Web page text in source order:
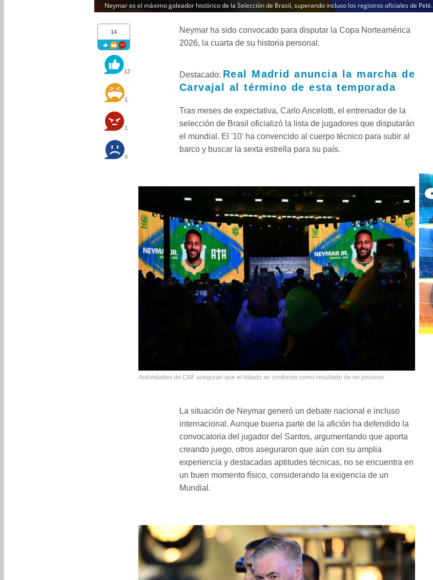
Neymar es el máximo goleador histórico de la Selección de Brasil, superando incluso los registros oficiales de Pelé.
14
12
1
1
0
Neymar ha sido convocado para disputar la Copa Norteamérica
2026, la cuarta de su historia personal.
Destacado: Real Madrid anuncia la marcha de
Carvajal al término de esta temporada
Tras meses de expectativa, Carlo Ancelotti, el entrenador de la
selección de Brasil oficializó la lista de jugadores que disputarán
el mundial. El '10' ha convencido al cuerpo técnico para subir al
barco y buscar la sexta estrella para su país.
Autoridades de CBF aseguran que el listado se conformo como resultado de un proceso.
La situación de Neymar generó un debate nacional e incluso
internacional. Aunque buena parte de la afición ha defendido la
convocatoria del jugador del Santos, argumentando que aporta
creando juego, otros aseguraron que aún con su amplia
experiencia y destacadas aptitudes técnicas, no se encuentra en
un buen momento físico, considerando la exigencia de un
Mundial.